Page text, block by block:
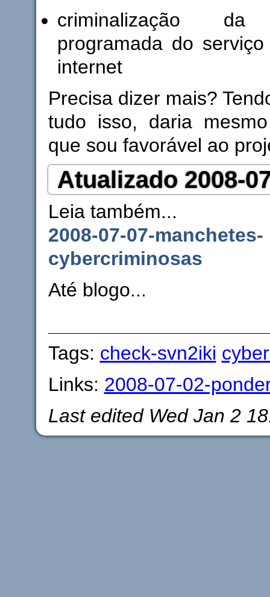
criminalização da
programada do
internet
Precisa dizer mais?
tudo isso, daria
que sou favorável ao
Atualizado 2008-
Leia também...
2008-07-07-manchetes-
cybercriminosas
Até blogo...
Tags: check-svn2iki
Links: 2008-07-02-
Last edited Wed Jan 2